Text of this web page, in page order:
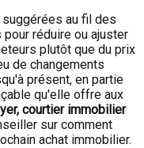
au fil des
réduire ou ajuster
plutôt que du prix
de changements
présent, en partie
qu'elle offre aux
courtier immobilier
sur comment
achat immobilier.